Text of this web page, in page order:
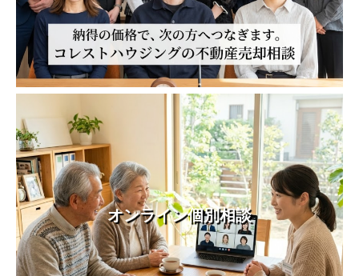
オンライン個別相談